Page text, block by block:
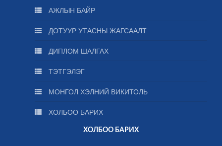
АЖЛЫН БАЙР
ДОТУУР УТАСНЫ ЖАГСААЛТ
ДИПЛОМ ШАЛГАХ
ТЭТГЭЛЭГ
МОНГОЛ ХЭЛНИЙ ВИКИТОЛЬ
ХОЛБОО БАРИХ
ХОЛБОО БАРИХ